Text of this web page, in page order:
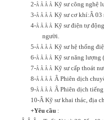
2-Â Â Â Â Kỹ sư công nghệ
3-Â Â Â Â Kỹ sư cơ khí:Â 03
4-Â Â Â Â Kỹ sư điện tự
người.
5-Â Â Â Â Kỹ sư hệ thống
6-Â Â Â Â Kỹ sư năng lượng
7-Â Â Â Â Kỹ sư cấp thoát
8-Â Â Â Â Â Phiên dịch
9-Â Â Â Â Â Phiên dịch
10-Â Kỹ sư khai thác, địa
+Yêu cầu :